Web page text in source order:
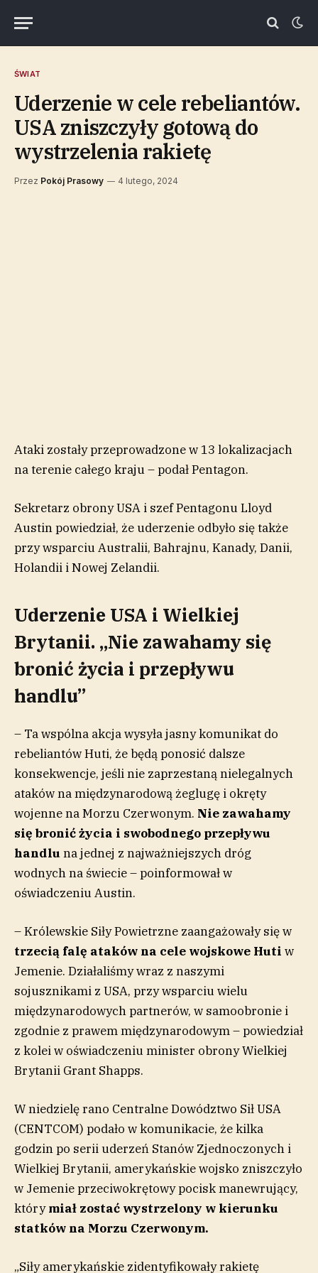
ŚWIAT
Uderzenie w cele rebeliantów.
USA zniszczyły gotową do
wystrzelenia rakietę
Przez Pokój Prasowy 4 lutego, 2024
Ataki zostały przeprowadzone w 13 lokalizacjach
na terenie całego kraju – podał Pentagon.
Sekretarz obrony USA i szef Pentagonu Lloyd
Austin powiedział, że uderzenie odbyło się także
przy wsparciu Australii, Bahrajnu, Kanady, Danii,
Holandii i Nowej Zelandii.
Uderzenie USA i Wielkiej
Brytanii. „Nie zawahamy się
bronić życia i przepływu
handlu”
– Ta wspólna akcja wysyła jasny komunikat do
rebeliantów Huti, że będą ponosić dalsze
konsekwencje, jeśli nie zaprzestaną nielegalnych
ataków na międzynarodową żeglugę i okręty
wojenne na Morzu Czerwonym. Nie zawahamy
się bronić życia i swobodnego przepływu
handluna jednej z najważniejszych dróg
wodnych na świecie – poinformował w
oświadczeniu Austin.
– Królewskie Siły Powietrzne zaangażowały się w
trzecią falę ataków na cele wojskowe Huti w
Jemenie. Działaliśmy wraz z naszymi
sojusznikami z USA, przy wsparciu wielu
międzynarodowych partnerów, w samoobronie i
zgodnie z prawem międzynarodowym – powiedział
z kolei w oświadczeniu minister obrony Wielkiej
Brytanii Grant Shapps.
W niedzielę rano Centralne Dowództwo Sił USA
(CENTCOM) podało w komunikacie, że kilka
godzin po serii uderzeń Stanów Zjednoczonych i
Wielkiej Brytanii, amerykańskie wojsko zniszczyło
w Jemenie przeciwokrętowy pocisk manewrujący,
którymiał zostać wystrzelony w kierunku
statków na Morzu Czerwonym.
„Siły amerykańskie zidentyfikowały rakietę